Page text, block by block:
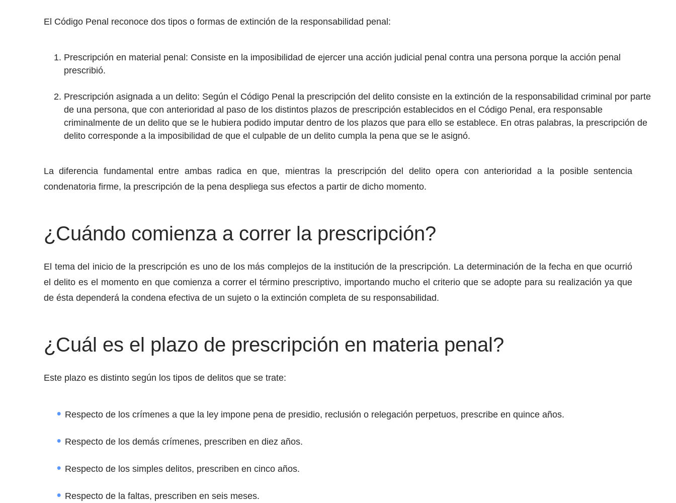
El Código Penal reconoce dos tipos o formas de extinción de la responsabilidad penal:
Prescripción en material penal: Consiste en la imposibilidad de ejercer una acción judicial penal contra una persona porque la acción penal
prescribió.
Prescripción asignada a un delito: Según el Código Penal la prescripción del delito consiste en la extinción de la responsabilidad criminal por parte
de una persona, que con anterioridad al paso de los distintos plazos de prescripción establecidos en el Código Penal, era responsable
criminalmente de un delito que se le hubiera podido imputar dentro de los plazos que para ello se establece. En otras palabras, la prescripción de
delito corresponde a la imposibilidad de que el culpable de un delito cumpla la pena que se le asignó.
La diferencia fundamental entre ambas radica en que, mientras la prescripción del delito opera con anterioridad a la posible sentencia
condenatoria firme, la prescripción de la pena despliega sus efectos a partir de dicho momento.
¿Cuándo comienza a correr la prescripción?
El tema del inicio de la prescripción es uno de los más complejos de la institución de la prescripción. La determinación de la fecha en que ocurrió
el delito es el momento en que comienza a correr el término prescriptivo, importando mucho el criterio que se adopte para su realización ya que
de ésta dependerá la condena efectiva de un sujeto o la extinción completa de su responsabilidad.
¿Cuál es el plazo de prescripción en materia penal?
Este plazo es distinto según los tipos de delitos que se trate:
Respecto de los crímenes a que la ley impone pena de presidio, reclusión o relegación perpetuos, prescribe en quince años.
Respecto de los demás crímenes, prescriben en diez años.
Respecto de los simples delitos, prescriben en cinco años.
Respecto de la faltas, prescriben en seis meses.